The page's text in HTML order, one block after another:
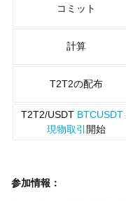
コミット
計算
T2T2の配布
T2T2/USDT BTCUSDT
現物取引 開始
参加情報：